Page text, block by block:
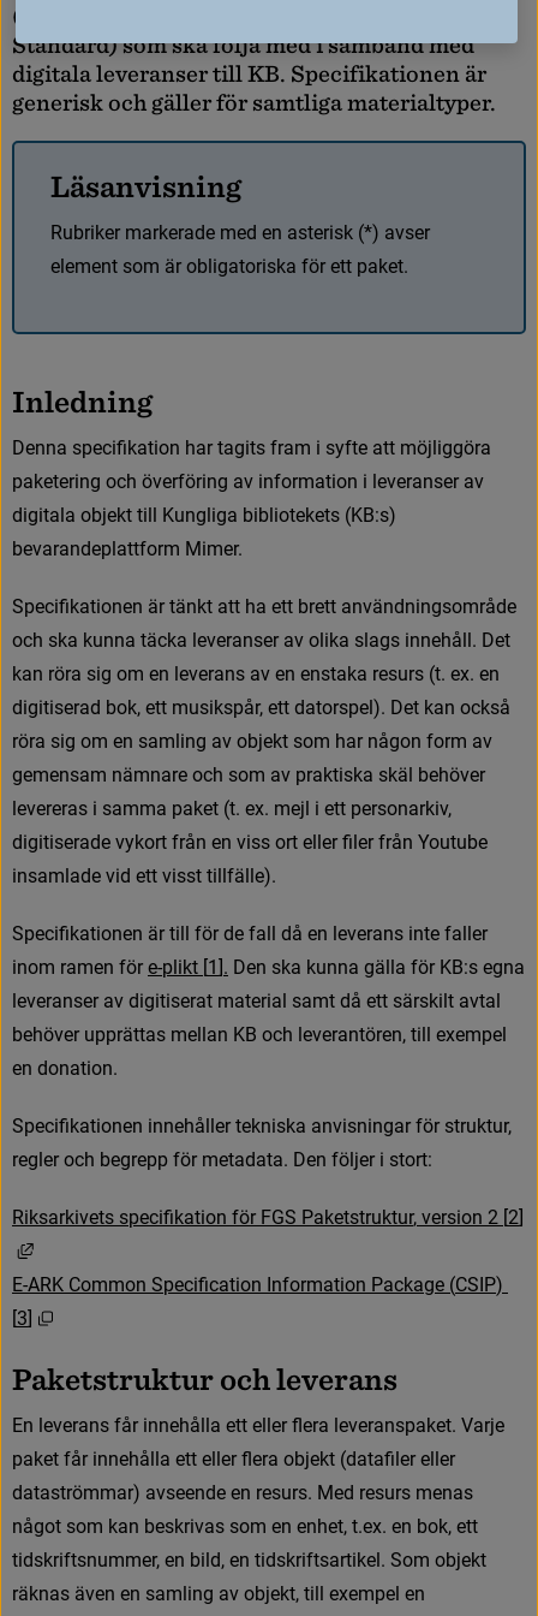
(
Standard)somskaföljamedisambandmed
digitalaleveransertillKB. Specifikationen är
generiskoch gällerför samtligamaterialtyper.
Läsanvisning
Rubriker markerade med en asterisk (*) avser
element som är obligatoriska för ett paket.
Inledning
Denna specifkation har tagits fram i syfte att möjliggöra
paketering och överföring av information i leveranser av
digitala objekt till Kungliga bibliotekets (KB:s)
bevarandeplattform Mimer.
Specifkationen är tänkt att ha ett brett användningsområde
och ska kunna täcka leveranser av olika slags innehåll. Det
kan röra sig om en leverans av en enstaka resurs (t. ex. en
digitiserad bok, ett musikspår, ett datorspel). Det kan också
röra sig om en samling av objekt som har någon form av
gemensam nämnare och som av praktiska skäl behöver
levereras i samma paket (t. ex. mejl i ett personarkiv,
digitiserade vykort från en viss ort eller fler från Youtube
insamlade vid ett visst tillfälle).
Specifkationen är till för de fall då en leverans inte faller
inom ramen för e-plikt [1]. Den ska kunna gälla för KB:s egna
leveranser av digitiserat material samt då ett särskilt avtal
behöver upprättas mellan KB och leverantören, till exempel
en donation.
Specifkationen innehåller tekniska anvisningar för struktur,
regler och begrepp för metadata. Den följer i stort:
Riksarkivets specifkation för FGS Paketstruktur, version 2 [2]
L
E-ARK Common Specifcation Information Package (CSIP)
[3]
Paketstrukturochleverans
En leverans får innehålla ett eller fera leveranspaket. Varje
paket får innehålla ett eller fera objekt (datafler eller
dataströmmar) avseende en resurs. Med resurs menas
något som kan beskrivas som en enhet, t.ex. en bok, ett
tidskriftsnummer, en bild, en tidskriftsartikel. Som objekt
räknas även en samling av objekt, till exempel en